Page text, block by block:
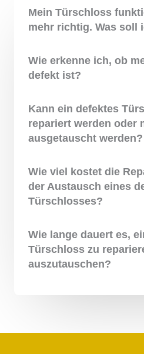
Mein Türschloss
mehr richtig. Was soll
Wie erkenne ich, ob
defekt ist?
Kann ein defektes
repariert werden oder
ausgetauscht werden?
Wie viel kostet die
der Austausch eines
Türschlosses?
Wie lange dauert es,
Türschloss zu
auszutauschen?